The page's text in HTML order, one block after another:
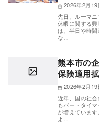
2026年2月19
先日、ルーマ
休暇に関する
は、半日や時
な…
熊本市の
保険適用
2026年2月19
近年、国の社
もパートタイ
が増えていま
よ…